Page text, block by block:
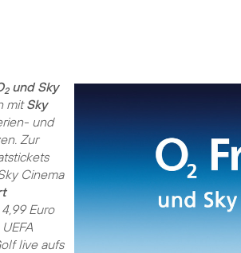
2und Sky
mitSky
und
Zur
Cinema
Euro
live aufs